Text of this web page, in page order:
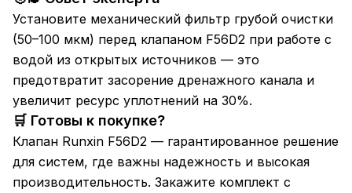
Установите механический фильтр грубой очистки
(50–100 мкм) перед клапаном F56D2 при работе с
водой из открытых источников — это
предотвратит засорение дренажного канала и
увеличит ресурс уплотнений на 30%.
🛒 Готовы к покупке?
Клапан Runxin F56D2 — гарантированное решение
для систем, где важны надежность и высокая
производительность. Закажите комплект с